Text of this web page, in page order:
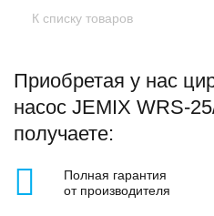
К списку товаров
Приобретая у нас
насос JEMIX WRS-
получаете:
Полная гарантия
от производителя